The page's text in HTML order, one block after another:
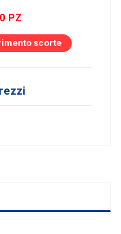
PZ
scorte